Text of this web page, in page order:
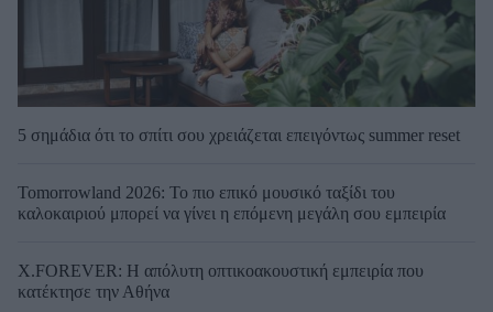
5 σημάδια ότι το σπίτι σου χρειάζεται επειγόντως summer reset
Tomorrowland 2026: Το πιο επικό μουσικό ταξίδι του
καλοκαιριού μπορεί να γίνει η επόμενη μεγάλη σου εμπειρία
X.FOREVER: Η απόλυτη οπτικοακουστική εμπειρία που
κατέκτησε την Αθήνα